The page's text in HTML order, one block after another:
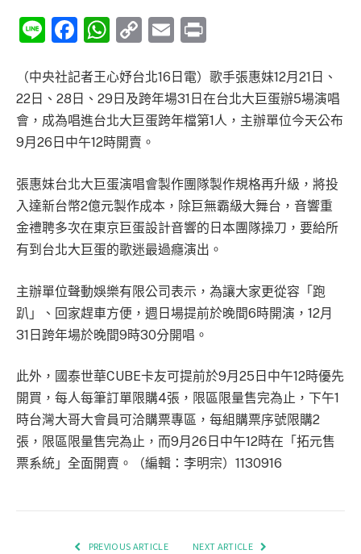
LineFacebook
WhatsApp
CopyEmail
（中央社記者王心妤台北16日電）歌手張惠妹12月21日、
22日、28日、29日及跨年場31日在台北大巨蛋辦5場演唱
會，成為唱進台北大巨蛋跨年檔第1人，主辦單位今天公布
9月26日中午12時開賣。
張惠妹台北大巨蛋演唱會製作團隊製作規格再升級，將投
入達新台幣2億元製作成本，除巨無霸級大舞台，音響重
金禮聘多次在東京巨蛋設計音響的日本團隊操刀，要給所
有到台北大巨蛋的歌迷最過癮演出。
主辦單位聲動娛樂有限公司表示，為讓大家更從容「跑
趴」、回家趕車方便，週日場提前於晚間6時開演，12月
31日跨年場於晚間9時30分開唱。
此外，國泰世華CUBE卡友可提前於9月25日中午12時優先
開買，每人每筆訂單限購4張，限區限量售完為止，下午1
時台灣大哥大會員可洽購票專區，每組購票序號限購2
張，限區限量售完為止，而9月26日中午12時在「拓元售
票系統」全面開賣。（編輯：李明宗）1130916
PREVIOUS ARTICLE
NEXT ARTICLE